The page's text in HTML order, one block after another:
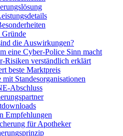
Gründe
die Auswirkungen?
eine Cyber-Police Sinn macht
Risiken verständlich erklärt
beste Marktpreis
Standesorganisationen
Abschluss
Empfehlungen
für Apotheker